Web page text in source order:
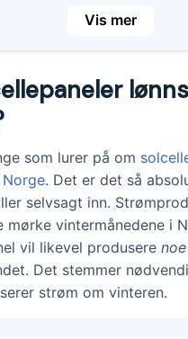
Kostnaden kan være
og størrelsen på
er lønnsomme i
mørke vintermåneder.
som produksjon av
lavere strømregning og
for støtte fra Enova.
på solcellepaneler
inkludert takets
type taktekke, antall og
Vis mer
som lurer på om
. Det er det så
selvsagt inn.
mørke vintermånedene i
vil likevel produsere noe
Det stemmer
strøm om vinteren.